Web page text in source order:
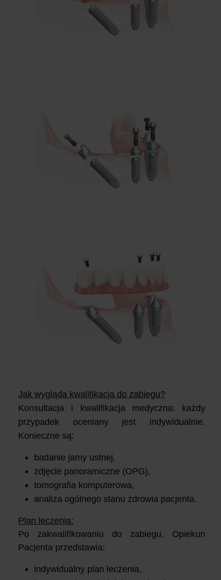
Jak wygląda kwalifikacja do zabiegu?
Konsultacja i kwalifikacja medyczna: każdy
przypadek oceniany jest indywidualnie.
Konieczne są:
badanie jamy ustnej,
zdjęcie panoramiczne (OPG),
tomografia komputerowa,
analiza ogólnego stanu zdrowia pacjenta.
Plan leczenia:
Po zakwalifikowaniu do zabiegu, Opiekun
Pacjenta przedstawia:
indywidualny plan leczenia,